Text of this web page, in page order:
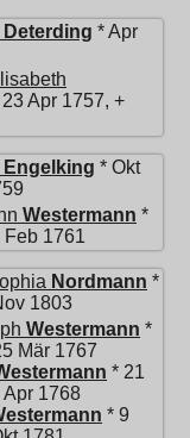
Deterding * Apr
Apr 1757, +
Engelking * Okt
Westermann *
Feb 1761
Nordmann *
1803
Westermann *
Mär 1767
* 21
Apr 1768
* 9